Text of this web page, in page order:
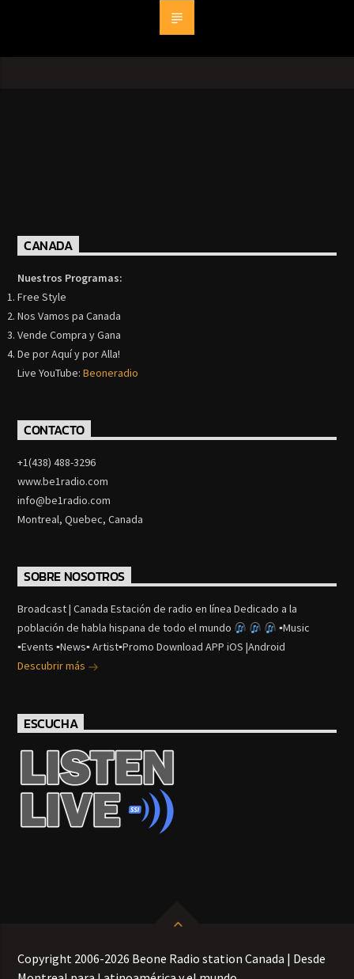
CANADA
Nuestros Programas:
Free Style
Nos Vamos pa Canada
Vende Compra y Gana
De por Aquí y por Alla!
Live YouTube:Beoneradio
CONTACTO
+1(438) 488-3296
www.be1radio.com
info@be1radio.com
Montreal, Quebec, Canada
SOBRE NOSOTROS
Broadcast | Canada Estación de radio en línea Dedicado a la
población de habla hispana de todo el mundo
▪Music
▪Events ▪News▪ Artist▪Promo Download APP iOS |Android
Descubrir más
ESCUCHA
Copyright 2006-2026 Beone Radio station Canada | Desde